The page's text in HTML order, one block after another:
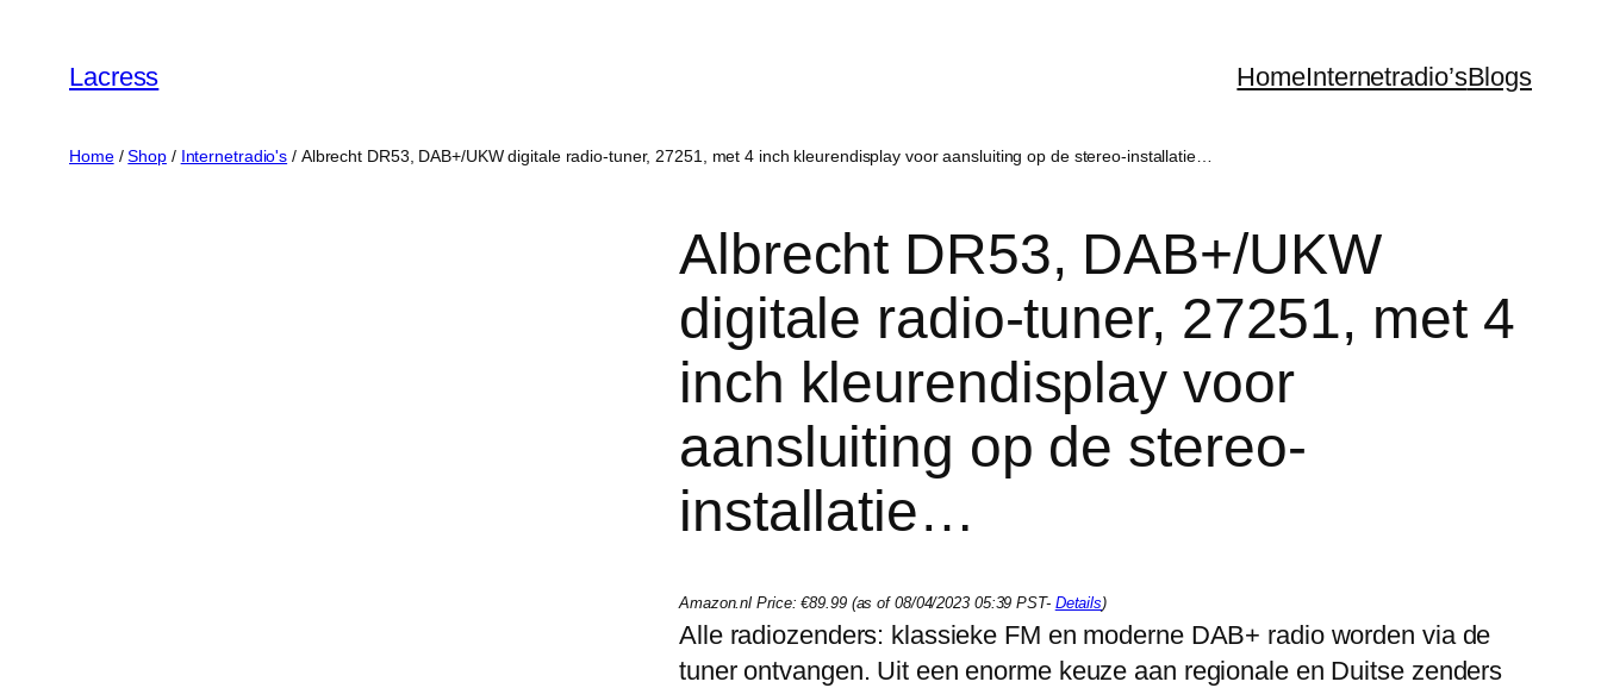
content
Lacress HomeInternetradio’sBlogs
Home/Shop/ Internetradio's / Albrecht DR53, DAB+/UKW digitale radio-tuner, 27251, met 4 inch kleurendisplay voor aansluiting op de stereo-installatie…
Albrecht DR53, DAB+/UKW
digitale radio-tuner, 27251, met 4
inch kleurendisplay voor
aansluiting op de stereo-
installatie…
Amazon.nl Price:€89.99(as of 08/04/2023 05:39 PST- Details)
Alle radiozenders: klassieke FM en moderne DAB+ radio worden via de
tuner ontvangen. Uit een enorme keuze aan regionale en Duitse zenders